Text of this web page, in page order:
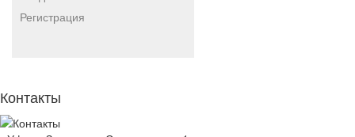
Регистрация
Контакты